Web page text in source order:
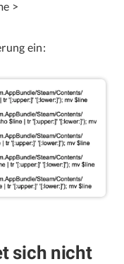
>
ein:
sich nicht